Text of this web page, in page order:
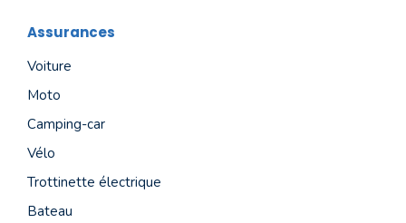
Assurances
Voiture
Moto
Camping-car
Vélo
Trottinette électrique
Bateau